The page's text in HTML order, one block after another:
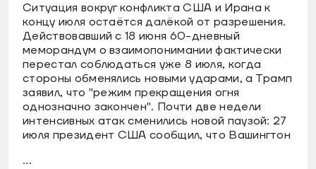
Ситуация вокруг конфликта США и Ирана к
концу июля остаётся далёкой от разрешения.
Действовавший с 18 июня 60-дневный
меморандум о взаимопонимании фактически
перестал соблюдаться уже 8 июля, когда
стороны обменялись новыми ударами, а Трамп
заявил, что "режим прекращения огня
однозначно закончен". Почти две недели
интенсивных атак сменились новой паузой: 27
июля президент США сообщил, что Вашингтон
...